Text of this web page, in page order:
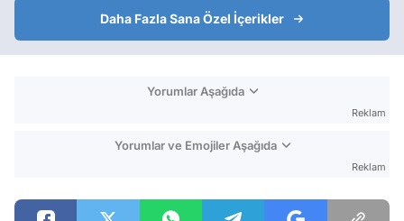
Daha Fazla Sana Özel İçerikler
Yorumlar Aşağıda
Reklam
Yorumlar ve Emojiler Aşağıda
Reklam